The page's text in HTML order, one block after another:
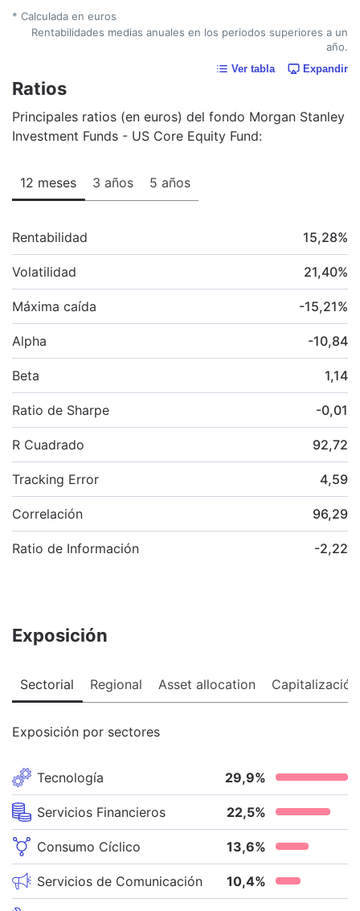
* Calculada en euros
Rentabilidades medias anuales en los periodos superiores a un
año.
Ver tabla Expandir
Ratios
Principales ratios (en euros) del fondo Morgan Stanley
Investment Funds - US Core Equity Fund:
12 meses 3 años 5 años
Rentabilidad 15,28%
Volatilidad 21,40%
Máxima caída -15,21%
Alpha -10,84
Beta 1,14
Ratio de Sharpe -0,01
R Cuadrado 92,72
Tracking Error 4,59
Correlación 96,29
Ratio de Información -2,22
Exposición
Sectorial Regional Asset allocation Capitalización
Exposición por sectores
Tecnología 29,9%
Servicios Financieros 22,5%
Consumo Cíclico 13,6%
Servicios de Comunicación 10,4%